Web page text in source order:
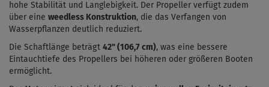
hohe Stabilität und Langlebigkeit. Der Propeller verfügt zudem
über eine weedless Konstruktion, die das Verfangen von
Wasserpflanzen deutlich reduziert.
Die Schaftlänge beträgt 42" (106,7 cm), was eine bessere
Eintauchtiefe des Propellers bei höheren oder größeren Booten
ermöglicht.